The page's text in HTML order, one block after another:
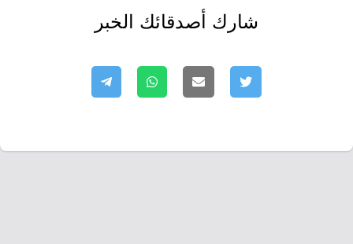
شارك أصدقائك الخبر